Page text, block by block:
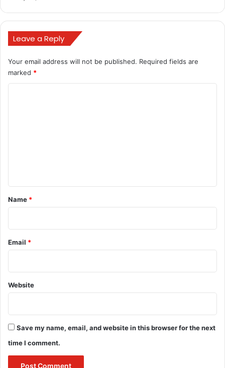
Leave a Reply
Your email address will not be published. Required fields are
marked *
*
Name *
Email *
Website
Save my name, email, and website in this browser for the next
time I comment.